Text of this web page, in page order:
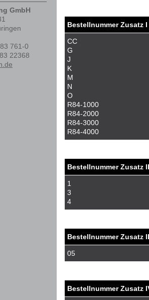
Bestellnummer Zusatz I
CC
G
J
K
M
N
O
R84-1000
R84-2000
R84-3000
R84-4000
Bestellnummer Zusatz
1
3
4
Bestellnummer Zusatz
05
Bestellnummer Zusatz
GmbH
761-0
22368